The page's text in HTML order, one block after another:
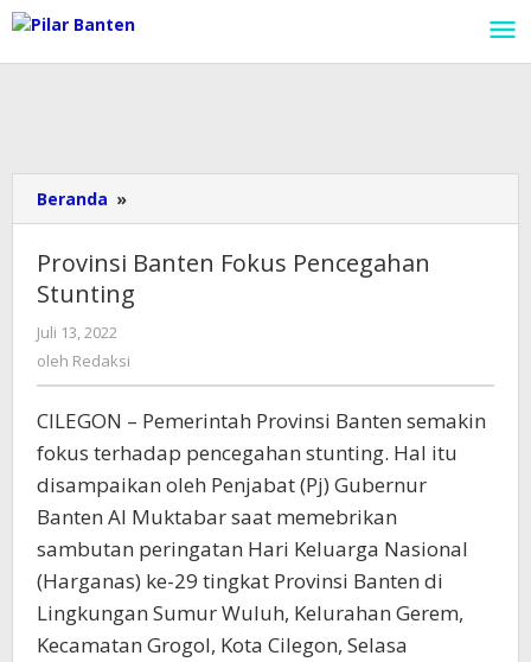
Lewati
ke
konten
Beranda »
Banten
Pencegahan
Stunting
Provinsi Banten Fokus Pencegahan
Stunting
Juli 13, 2022
oleh Redaksi
CILEGON – Pemerintah Provinsi Banten semakin
fokus terhadap pencegahan stunting. Hal itu
disampaikan oleh Penjabat (Pj) Gubernur
Banten Al Muktabar saat memebrikan
sambutan peringatan Hari Keluarga Nasional
(Harganas) ke-29 tingkat Provinsi Banten di
Lingkungan Sumur Wuluh, Kelurahan Gerem,
Kecamatan Grogol, Kota Cilegon, Selasa